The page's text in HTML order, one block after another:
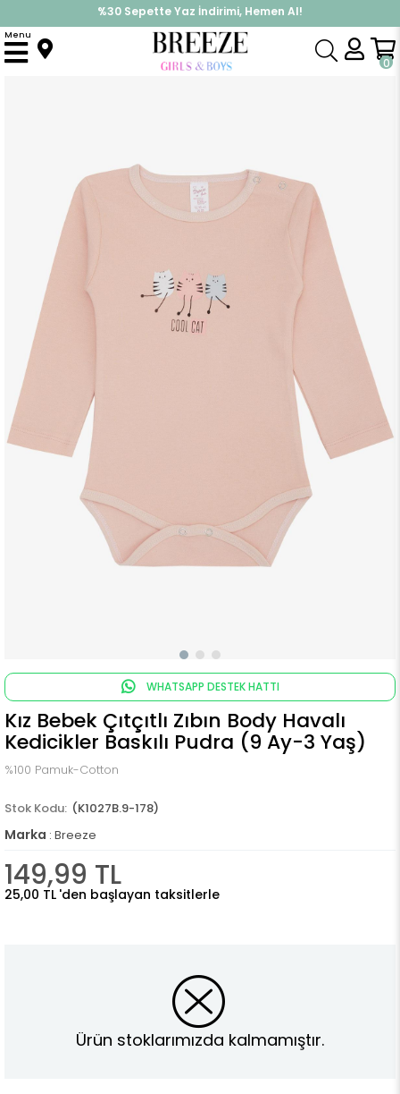
%30 Sepette Yaz İndirimi, Hemen Al!
İndirimlere ek %10 İndirimi Kap, Hemen Üye Ol!
0
Menu
Anasayfa Pijama & İç Giyim KIZ Zıbın
WHATSAPP DESTEK HATTI
Kız Bebek Çıtçıtlı Zıbın Body Havalı
Kedicikler Baskılı Pudra (9 Ay-3 Yaş)
%100 Pamuk-Cotton
(K1027B.9-178)
Marka : Breeze
149,99 TL
25,00 TL 'den başlayan taksitlerle
Ürün stoklarımızda kalmamıştır.